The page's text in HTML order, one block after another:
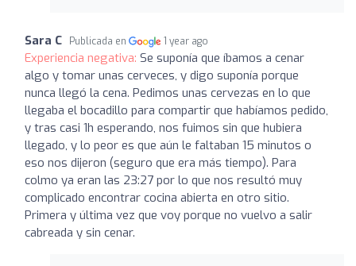
Sara C Publicada en 1 year ago
Experiencia negativa: Se suponía que íbamos a cenar
algo y tomar unas cerveces, y digo suponía porque
nunca llegó la cena. Pedimos unas cervezas en lo que
llegaba el bocadillo para compartir que habíamos pedido,
y tras casi 1h esperando, nos fuimos sin que hubiera
llegado, y lo peor es que aún le faltaban 15 minutos o
eso nos dijeron (seguro que era más tiempo). Para
colmo ya eran las 23:27 por lo que nos resultó muy
complicado encontrar cocina abierta en otro sitio.
Primera y última vez que voy porque no vuelvo a salir
cabreada y sin cenar.